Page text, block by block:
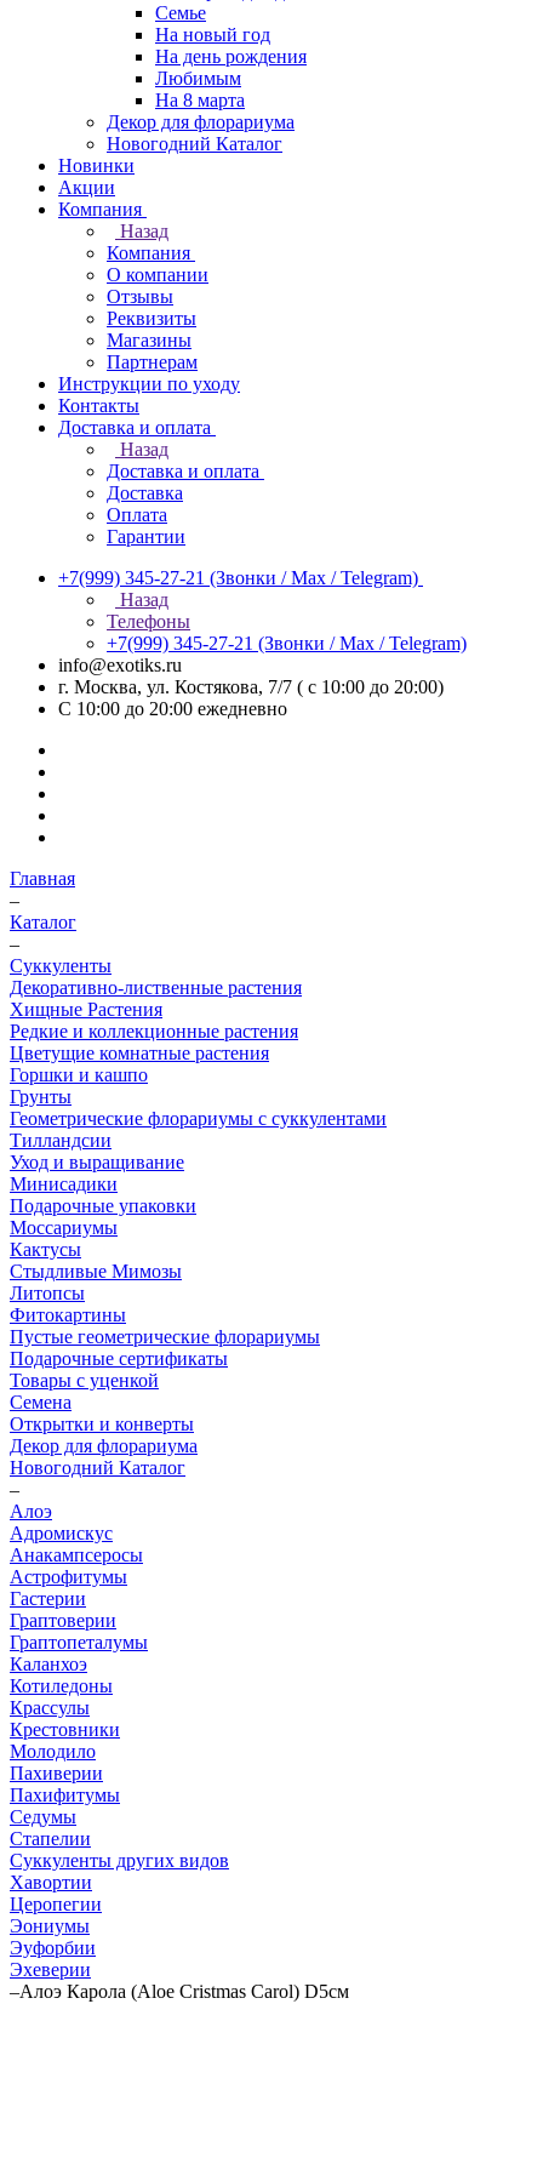
Семье
На новый год
На день рождения
Любимым
На 8 марта
Декор для флорариума
Новогодний Каталог
Новинки
Акции
Компания
Назад
Компания
О компании
Отзывы
Реквизиты
Магазины
Партнерам
Инструкции по уходу
Контакты
Доставка и оплата
Назад
Доставка и оплата
Доставка
Оплата
Гарантии
+7(999) 345-27-21 (Звонки / Max / Telegram)
Назад
Телефоны
+7(999) 345-27-21 (Звонки / Max / Telegram)
info@exotiks.ru
г. Москва, ул. Костякова, 7/7 ( с 10:00 до 20:00)
С 10:00 до 20:00 ежедневно
Главная
–
Каталог
–
Суккуленты
Декоративно-лиственные растения
Хищные Растения
Редкие и коллекционные растения
Цветущие комнатные растения
Горшки и кашпо
Грунты
Геометрические флорариумы с суккулентами
Тилландсии
Уход и выращивание
Минисадики
Подарочные упаковки
Моссариумы
Кактусы
Стыдливые Мимозы
Литопсы
Фитокартины
Пустые геометрические флорариумы
Подарочные сертификаты
Товары с уценкой
Семена
Открытки и конверты
Декор для флорариума
Новогодний Каталог
–
Алоэ
Адромискус
Анакампсеросы
Астрофитумы
Гастерии
Граптоверии
Граптопеталумы
Каланхоэ
Котиледоны
Крассулы
Крестовники
Молодило
Пахиверии
Пахифитумы
Седумы
Стапелии
Суккуленты других видов
Хавортии
Церопегии
Эониумы
Эуфорбии
Эхеверии
–Алоэ Карола (Aloe Cristmas Carol) D5см